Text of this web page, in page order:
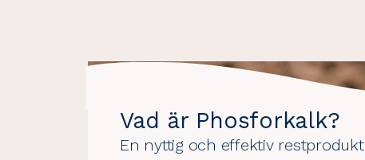
Vad är Phosforkalk?
En nyttig och effektiv restprodukt